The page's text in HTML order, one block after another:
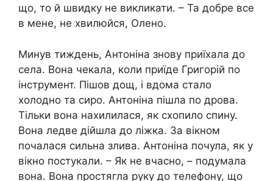
що, то й швидку не викликати. – Та добре все
в мене, не хвилюйся, Олено.
Минув тиждень, Антоніна знову приїхала до
села. Вона чекала, коли приїде Григорій по
інструмент. Пішов дощ, і вдома стало
холодно та сиро. Антоніна пішла по дрова.
Тільки вона нахилилася, як схопило спину.
Вона ледве дійшла до ліжка. За вікном
почалася сильна злива. Антоніна почула, як у
вікно постукали. – Як не вчасно, – подумала
вона. Вона простягла руку до телефону, що